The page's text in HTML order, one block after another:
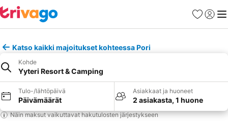
Suosikit
Katso kaikki majoitukset kohteessa Pori
Kohde
Yyteri Resort & Camping
Tulo-/lähtöpäivä
Päivämäärät
Asiakkaat ja huoneet
2 asiakasta, 1 huone
Näin maksut vaikuttavat hakutulosten järjestykseen